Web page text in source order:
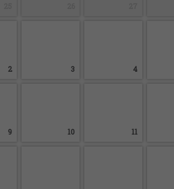
2 3 4
9 10 11